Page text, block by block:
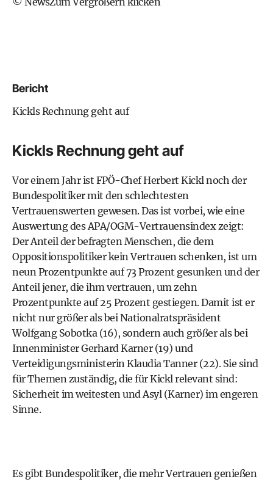
Bericht
Kickls Rechnung geht auf
Kickls Rechnung geht auf
Vor einem Jahr ist FPÖ-ChefHerbert Kicklnoch der
Bundespolitiker mit den schlechtesten
Vertrauenswerten gewesen. Das ist vorbei, wie eine
Auswertung des APA/OGM-Vertrauensindex zeigt:
Der Anteil der befragten Menschen, die dem
Oppositionspolitiker kein Vertrauen schenken, ist um
neun Prozentpunkte auf 73 Prozent gesunken und der
Anteil jener, die ihm vertrauen, um zehn
Prozentpunkte auf 25 Prozent gestiegen. Damit ist er
nicht nur größer als bei Nationalratspräsident
Wolfgang Sobotka (16), sondern auch größer als bei
InnenministerGerhard Karner(19) und
VerteidigungsministerinKlaudia Tanner(22). Sie sind
für Themen zuständig, die für Kickl relevant sind:
Sicherheit im weitesten und Asyl (Karner) im engeren
Sinne.
Es gibt Bundespolitiker, die mehr Vertrauen genießen